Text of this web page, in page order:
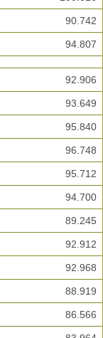
90.742
94.807
92.906
93.649
95.840
96.748
95.712
94.700
89.245
92.912
92.968
88.919
86.566